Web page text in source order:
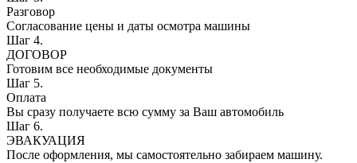
Разговор
Согласование цены и даты осмотра машины
Шаг 4.
ДОГОВОР
Готовим все необходимые документы
Шаг 5.
Оплата
Вы сразу получаете всю сумму за Ваш автомобиль
Шаг 6.
ЭВАКУАЦИЯ
После оформления, мы самостоятельно забираем машину.